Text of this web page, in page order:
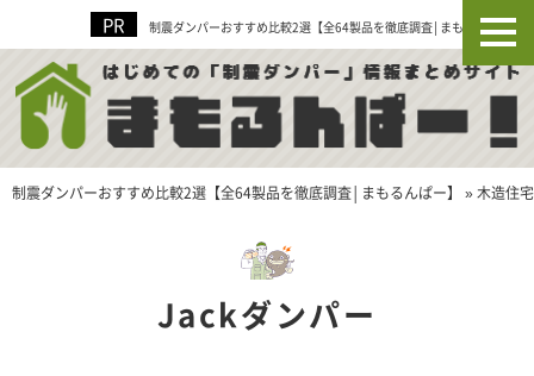
制震ダンパーおすすめ比較2選【全64製品を徹底調査│まもるんぱー】
制震ダンパーおすすめ比較2選【全64製品を徹底調査│まもるんぱー】 »木造住
Jackダンパー